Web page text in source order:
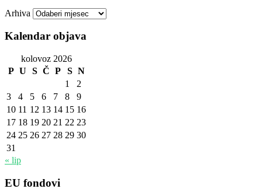
Arhiva
Kalendar objava
kolovoz 2026
P U S Č P S N
1
2
3
4 5 6 7 8
9
10 11 12 13 14 15 16
17 18 19 20 21 22 23
24 25 26 27 28 29 30
31
« lip
EU fondovi